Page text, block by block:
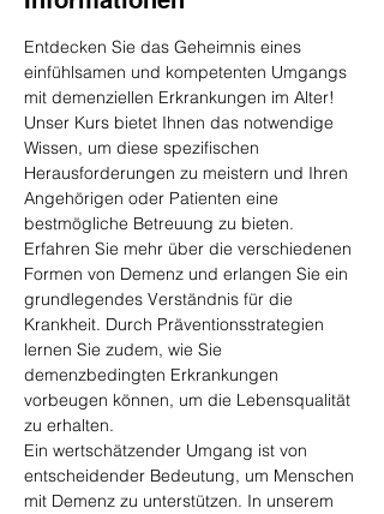
Entdecken Sie das Geheimnis eines
einfühlsamen und kompetenten Umgangs
mit demenziellen Erkrankungen im Alter!
Unser Kurs bietet Ihnen das notwendige
Wissen, um diese spezifischen
Herausforderungen zu meistern und Ihren
Angehörigen oder Patienten eine
bestmögliche Betreuung zu bieten.
Erfahren Sie mehr über die verschiedenen
Formen von Demenz und erlangen Sie ein
grundlegendes Verständnis für die
Krankheit. Durch Präventionsstrategien
lernen Sie zudem, wie Sie
demenzbedingten Erkrankungen
vorbeugen können, um die Lebensqualität
zu erhalten.
Ein wertschätzender Umgang ist von
entscheidender Bedeutung, um Menschen
mit Demenz zu unterstützen. In unserem